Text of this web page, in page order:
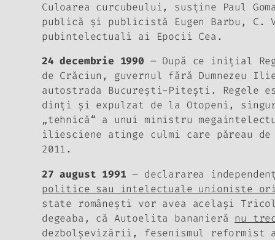
Culoarea curcubeului, susţine Paul
publică şi publicistă Eugen Barbu, C.
pubintelectuali ai Epocii Cea.
24 decembrie 1990 – După ce iniţial
de Crăciun, guvernul fără Dumnezeu
autostrada Bucureşti-Piteşti. Regele
dinţi şi expulzat de la Otopeni,
„tehnică“ a unui ministru
iliesciene atinge culmi care păreau de
2011.
27 august 1991– declararea
politice sau intelectuale unioniste ori
state româneşti vor avea acelaşi
degeaba, că Autoelita bananieră nu
dezbolşevizării, fesenismul reformist